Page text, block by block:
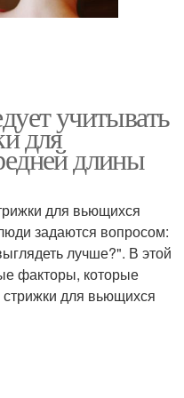
учитывать
для
длины
для вьющихся
задаются вопросом:
лучше?". В этой
факторы, которые
для вьющихся